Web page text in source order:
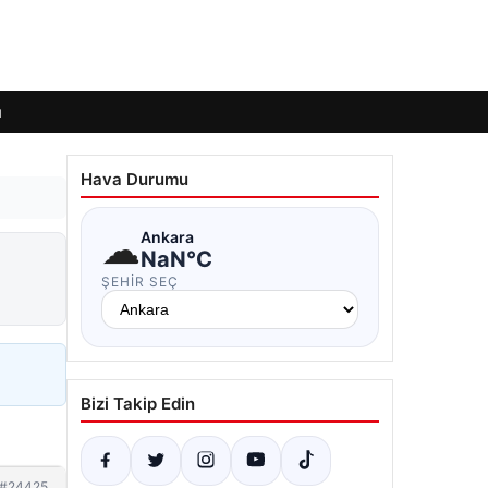
Hava Durumu
☁Ankara
NaN°C
ŞEHIR SEÇ
Bizi Takip Edin